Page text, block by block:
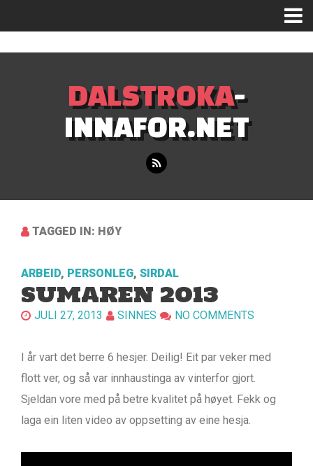
DALSTROKA-
INNAFOR.NET
TAGGED IN: HØY
ARBEID, PERSONLEG, SIRDAL
SUMAREN 2013
JULI 27, 2013 SINNES NO COMMENTS
I år vart det berre 6 hesjer. Deilig! Eit par veker med
flott ver, og så var innhaustinga av vinterfor gjort.
Sjeldan vore med på betre kvalitet på høyet. Fekk og
laga ein liten video av oppsetting av eine hesja.